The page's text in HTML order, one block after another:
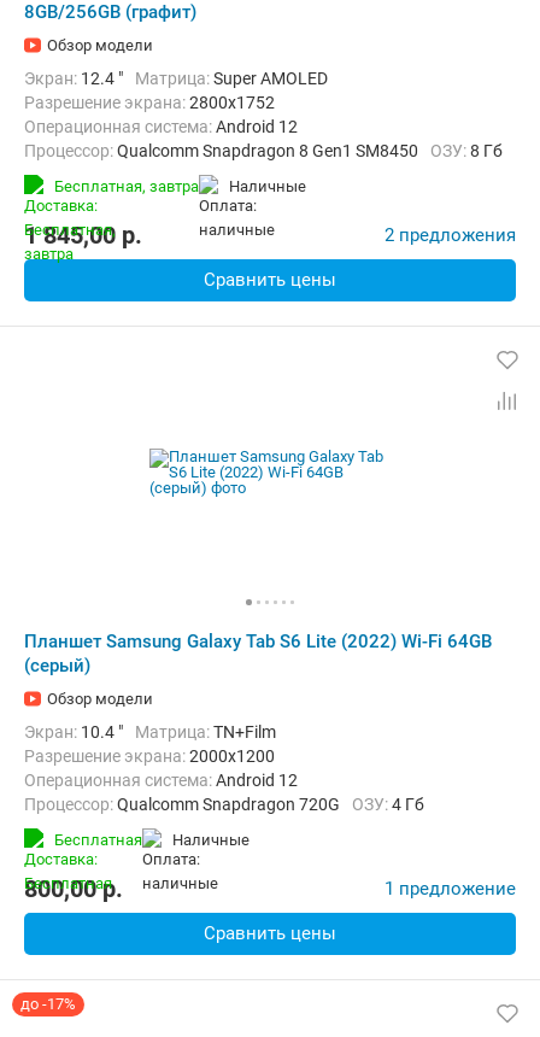
8GB/256GB (графит)
Обзор модели
Экран: 12.4 " Матрица:Super AMOLED
Разрешение экрана:2800x1752
Операционная система:Android 12
Процессор:Qualcomm Snapdragon 8 Gen1 SM8450 ОЗУ:8 Гб
Встроенная память:
256 Гб
Беспроводная связь:
Bluetooth, Wi-Fi
Комплектация:
Перо (стилус)
Бесплатная, завтра наличные
1 845,00 p. 2 предложения
Сравнить цены
Планшет Samsung Galaxy Tab S6 Lite (2022) Wi-Fi 64GB
(серый)
Обзор модели
Экран: 10.4 " Матрица:TN+Film
Разрешение экрана:2000x1200
Операционная система:Android 12
Процессор:Qualcomm Snapdragon 720G ОЗУ:4 Гб
Встроенная память:
Беспроводная связь:Bluetooth, Wi-Fi
Бесплатная наличные
800,00p. 1 предложение
Сравнить цены
до -17%